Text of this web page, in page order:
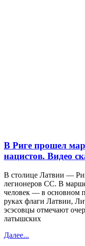
В Риге прошел
нацистов. Видео
В столице Латвии —
легионеров СС. В
человек — в основном
руках флаги Латвии,
эсэсовцы отмечают
латышских
Далее...